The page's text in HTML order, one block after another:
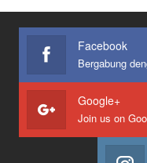
Facebook
Google+
Join us on